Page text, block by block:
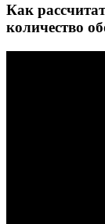
Как
количество